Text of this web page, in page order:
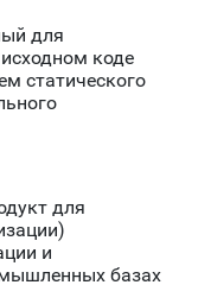
для
коде
статического
для
и
базах